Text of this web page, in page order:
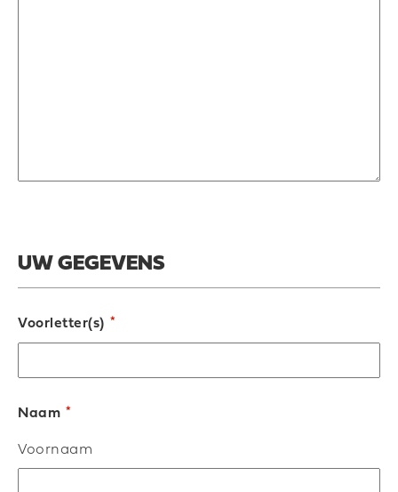
UW GEGEVENS
Voorletter(s) *
Naam *
Voornaam